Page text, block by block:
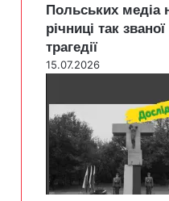
Польських медіа
річниці так
трагедії
15.07.2026